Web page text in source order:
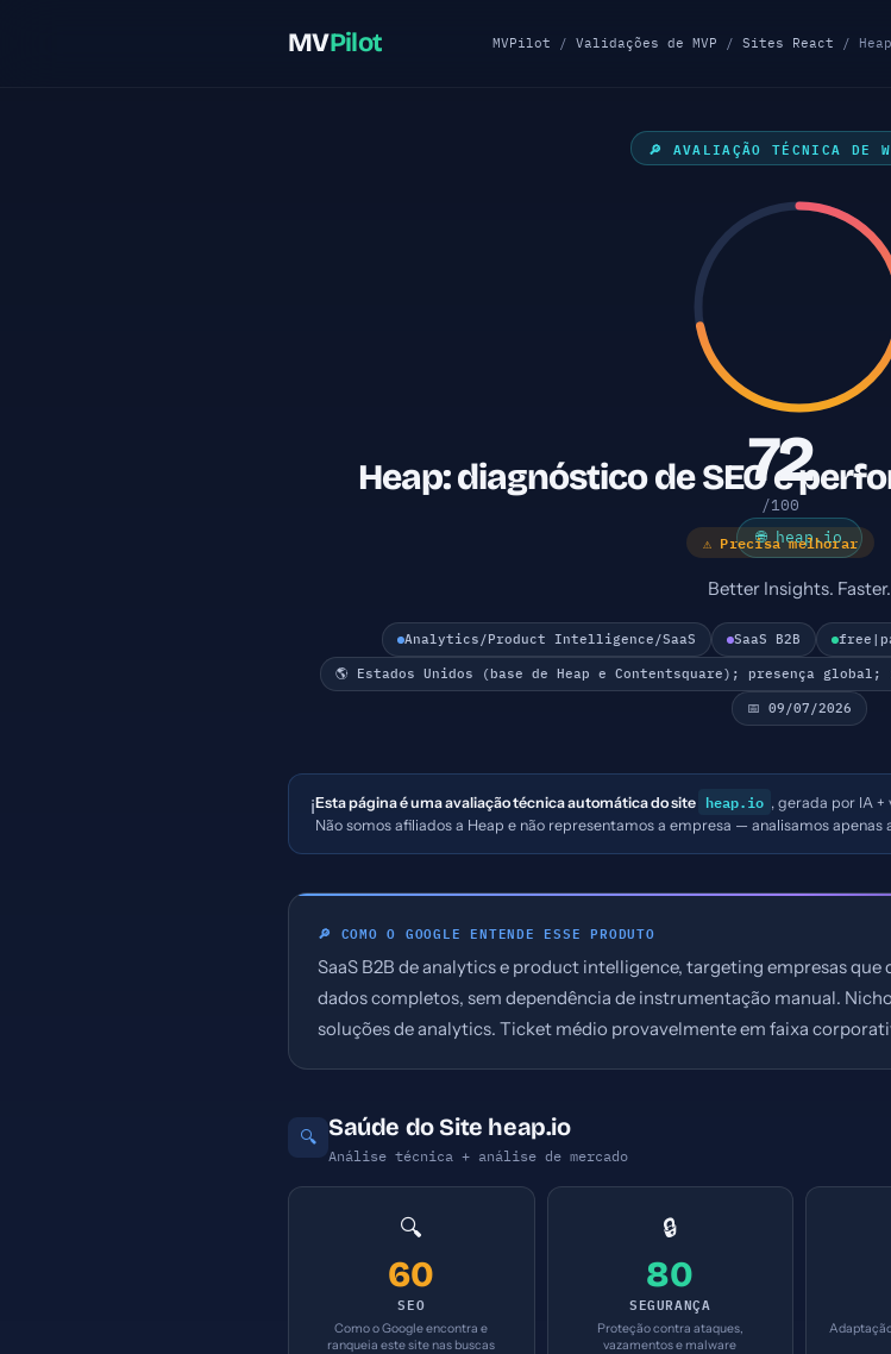
MVPilot MVPilot / Validações de MVP / Sites React /
🔎 AVALIAÇÃO TÉCNICA DE
72
/100
⚠ Precisa melhorar
Heap: diagnóstico de SEO e
🌐 heap.io
Better Insights. Faster.
Analytics/Product Intelligence/SaaS SaaS B2B
🌎 Estados Unidos (base de Heap e Contentsquare); presença
📅 09/07/2026
ℹ️Esta página é uma avaliação técnica automática do site heap.io , gerada por IA +
Não somos afiliados a Heap e não representamos a empresa — analisamos
🔎 COMO O GOOGLE ENTENDE ESSE PRODUTO
SaaS B2B de analytics e product intelligence, targeting empresas
dados completos, sem dependência de instrumentação manual.
soluções de analytics. Ticket médio provavelmente em faixa
🔍 Saúde do Site heap.io
Análise técnica + análise de mercado
🔍
60
SEO
Como o Google encontra e
ranqueia este site nas buscas
🔒
80
SEGURANÇA
Proteção contra ataques,
vazamentos e malware